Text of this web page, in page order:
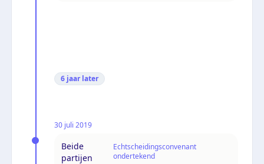
6 jaar later
30 juli 2019
Beide
partijen
Echtscheidingsconvenant
ondertekend